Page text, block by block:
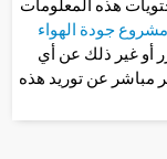
هذه المعلومات
جودة الهواء
أو غير ذلك عن أي
مباشر عن توريد هذه